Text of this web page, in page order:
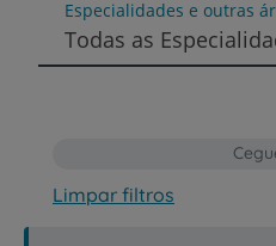
Especialidades e outras
Todas as
Limpar filtros